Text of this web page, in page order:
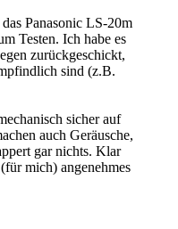
Panasonic LS-20m
Testen. Ich habe es
zurückgeschickt,
sind (z.B.
sicher auf
auch Geräusche,
gar nichts. Klar
mich) angenehmes